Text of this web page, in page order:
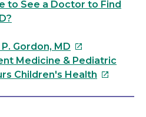
to See a Doctor to Find
Gordon, MD Este
enlace
se
Medicine & Pediatric
Children's Health Este